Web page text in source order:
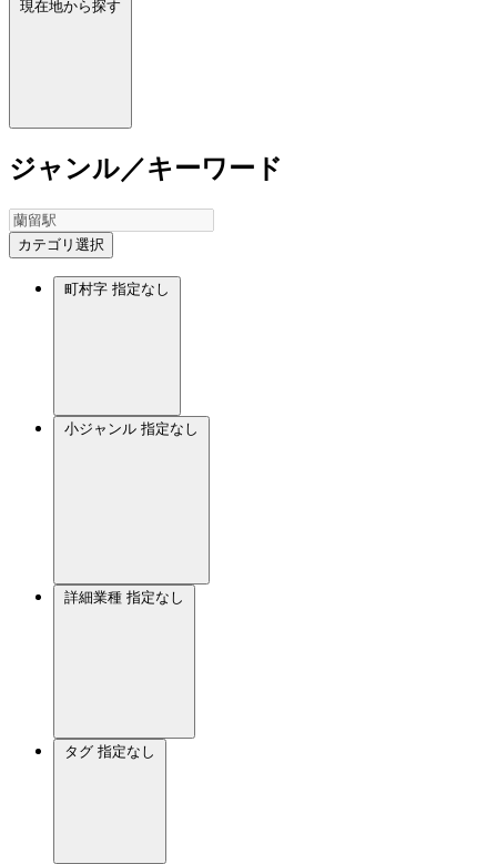
現在地から探す
ジャンル／キーワード
カテゴリ選択
町村字 指定なし
小ジャンル 指定なし
詳細業種 指定なし
タグ 指定なし